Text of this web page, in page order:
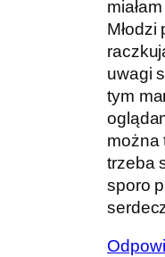
uwagi
tym
można
trzeba
sporo